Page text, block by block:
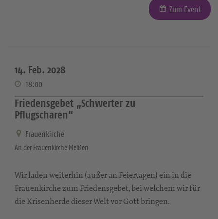
Zum Event
14. Feb. 2028
18:00
Friedensgebet „Schwerter zu
Pflugscharen“
Frauenkirche
An der Frauenkirche Meißen
Wir laden weiterhin (außer an Feiertagen) ein in die
Frauenkirche zum Friedensgebet, bei welchem wir für
die Krisenherde dieser Welt vor Gott bringen.